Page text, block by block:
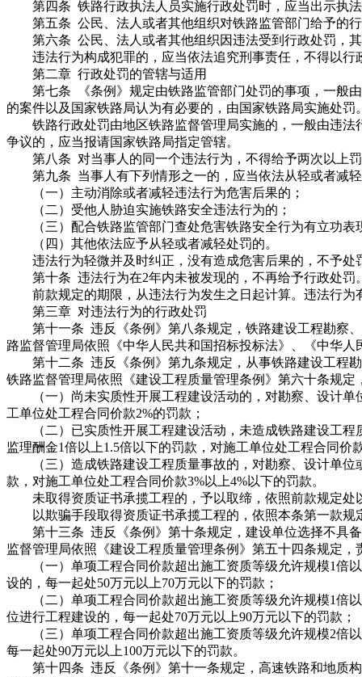
第四条 铁路行政执法人员实施行政处罚时，应当出示执
第五条 公民、法人或者其他组织对铁路监管部门给予的行
第六条 公民、法人或者其他组织因违法受到行政处罚，其
违法行为构成犯罪的，应当依法追究刑事责任，不得以行
第二章 行政处罚的管辖与适用
第七条 《条例》规定由铁路监管部门处罚的事项，一般由
的案件以及国家铁路局认为有必要的，由国家铁路局实施处
铁路行政处罚由地区铁路监督管理局实施的，一般由违法
争议的，应当报请国家铁路局指定管辖。
第八条 对当事人的同一个违法行为，不得给予两次以上罚
第九条 当事人有下列情形之一的，应当依法从轻或者减
（一）主动消除或者减轻违法行为危害后果的；
（二）受他人胁迫实施铁路安全违法行为的；
（三）配合铁路监管部门查处危害铁路安全行为有立功表
（四）其他依法应予从轻或者减轻处罚的。
违法行为轻微并及时纠正，没有造成危害后果的，不予处
第十条 违法行为在2年内未被发现的，不再给予行政处罚
前款规定的期限，从违法行为发生之日起计算。违法行为
第三章 对违法行为的行政处罚
第十一条 违反《条例》第八条规定，铁路建设工程勘察、
路监督管理局依照《中华人民共和国招标投标法》、《中华
第十二条 违反《条例》第九条规定，从事铁路建设工程勘
铁路监督管理局依照《建设工程质量管理条例》第六十条规
（一）尚未实质性开展工程建设活动的，对勘察、设计单
工单位处工程合同价款2%的罚款；
（二）已实质性开展工程建设活动，未造成铁路建设工程
监理酬金1倍以上1.5倍以下的罚款，对施工单位处工程合同价
（三）造成铁路建设工程质量事故的，对勘察、设计单位
款，对施工单位处工程合同价款3%以上4%以下的罚款。
未取得资质证书承揽工程的，予以取缔，依照前款规定处
以欺骗手段取得资质证书承揽工程的，依照本条第一款规
第十三条 违反《条例》第十条规定，建设单位选择不具备
监督管理局依照《建设工程质量管理条例》第五十四条规定，
（一）单项工程合同价款超出施工资质等级允许规模1倍以
设的，每一起处50万元以上70万元以下的罚款；
（二）单项工程合同价款超出施工资质等级允许规模1倍以
位进行工程建设的，每一起处70万元以上90万元以下的罚款；
（三）单项工程合同价款超出施工资质等级允许规模2倍
每一起处90万元以上100万元以下的罚款。
第十四条 违反《条例》第十一条规定，高速铁路和地质构